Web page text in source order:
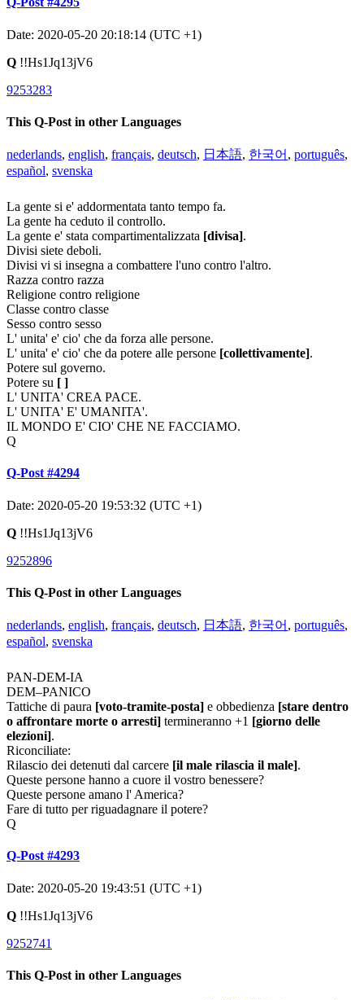
Date: 2020-05-20 20:18:14 (UTC +1)
Q !!Hs1Jq13jV6
9253283
This Q-Post in other Languages
nederlands, english, français, deutsch, 日本語, 한국어 , português,
español, svenska
La gente si e' addormentata tanto tempo fa.
La gente ha ceduto il controllo.
La gente e' stata compartimentalizzata [divisa].
Divisi siete deboli.
Divisi vi si insegna a combattere l'uno contro l'altro.
Razza contro razza
Religione contro religione
Classe contro classe
Sesso contro sesso
L' unita' e' cio' che da forza alle persone.
L' unita' e' cio' che da potere alle persone [collettivamente].
Potere sul governo.
Potere su [ ]
L' UNITA' CREA PACE.
L' UNITA' E' UMANITA'.
IL MONDO E' CIO' CHE NE FACCIAMO.
Q
Q-Post #4294
Date: 2020-05-20 19:53:32 (UTC +1)
Q !!Hs1Jq13jV6
9252896
This Q-Post in other Languages
nederlands, english, français, deutsch, 日本語, 한국어 , português,
español, svenska
PAN-DEM-IA
DEM–PANICO
Tattiche di paura [voto-tramite-posta] e obbedienza [stare dentro
o affrontare morte o arresti] termineranno +1 [giorno delle
elezioni].
Riconciliate:
Rilascio dei detenuti dal carcere [il male rilascia il male].
Queste persone hanno a cuore il vostro benessere?
Queste persone amano l' America?
Fare di tutto per riguadagnare il potere?
Q
Q-Post #4293
Date: 2020-05-20 19:43:51 (UTC +1)
Q !!Hs1Jq13jV6
9252741
This Q-Post in other Languages